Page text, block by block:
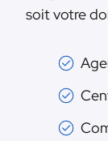
soit votre